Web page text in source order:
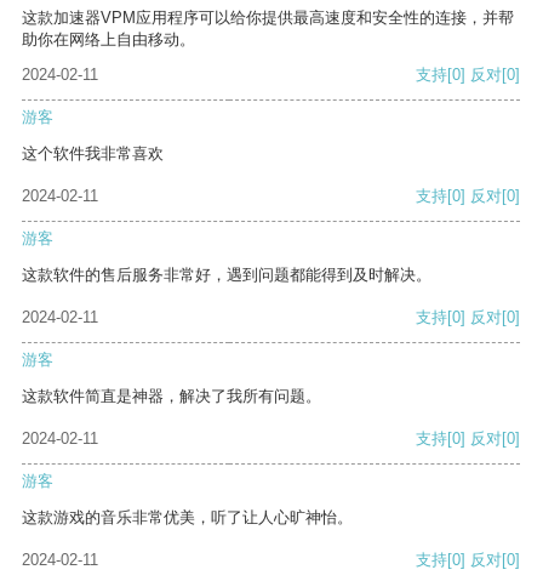
这款加速器VPM应用程序可以给你提供最高速度和安全性的连接，并帮
助你在网络上自由移动。
2024-02-11
支持[0] 反对[0]
游客
这个软件我非常喜欢
2024-02-11 支持[0] 反对[0]
游客
这款软件的售后服务非常好，遇到问题都能得到及时解决。
2024-02-11 支持[0] 反对[0]
游客
这款软件简直是神器，解决了我所有问题。
2024-02-11 支持[0] 反对[0]
游客
这款游戏的音乐非常优美，听了让人心旷神怡。
2024-02-11 支持[0] 反对[0]